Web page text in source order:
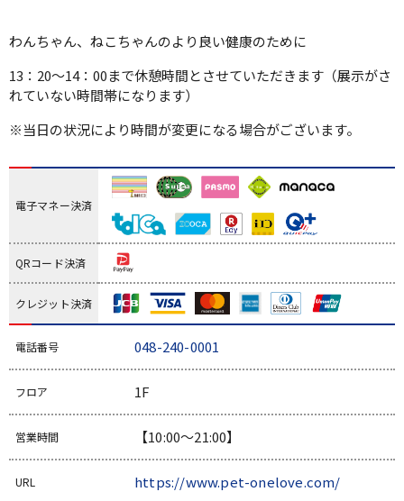
わんちゃん、ねこちゃんのより良い健康のために
13：20～14：00まで休憩時間とさせていただきます（展示がさ
れていない時間帯になります）
※当日の状況により時間が変更になる場合がございます。
電子マネー決済
QRコード決済
クレジット決済
電話番号 048-240-0001
フロア 1F
営業時間 【10:00～21:00】
URL https://www.pet-onelove.com/